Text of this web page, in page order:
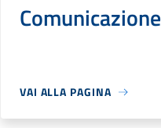
Comunicazione
VAI ALLA PAGINA